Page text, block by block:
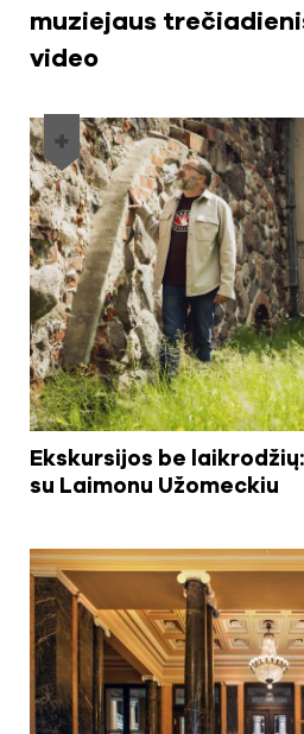
Ekskursijos be
su Laimonu Užomeckiu
muziejaus
video